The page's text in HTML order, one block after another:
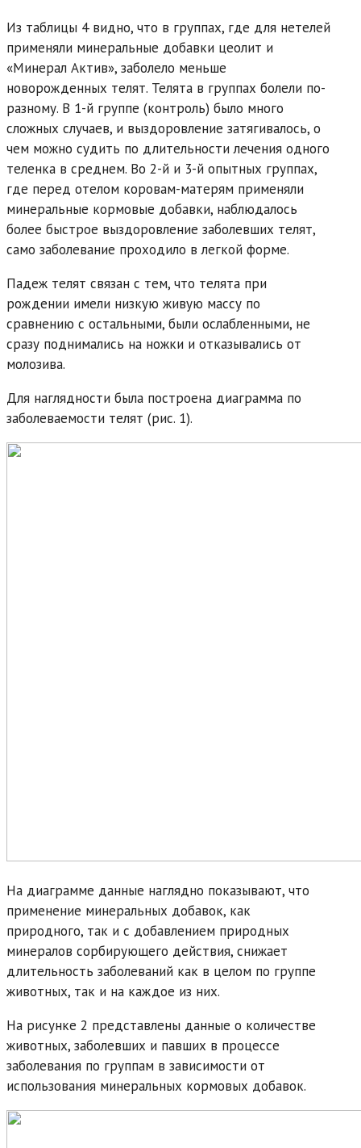
Из таблицы 4 видно, что в группах, где для нетелей
применяли минеральные добавки цеолит и
«Минерал Актив», заболело меньше
новорожденных телят. Телята в группах болели по-
разному. В 1-й группе (контроль) было много
сложных случаев, и выздоровление затягивалось, о
чем можно судить по длительности лечения одного
теленка в среднем. Во 2-й и 3-й опытных группах,
где перед отелом коровам-матерям применяли
минеральные кормовые добавки, наблюдалось
более быстрое выздоровление заболевших телят,
само заболевание проходило в легкой форме.
Падеж телят связан с тем, что телята при
рождении имели низкую живую массу по
сравнению с остальными, были ослабленными, не
сразу поднимались на ножки и отказывались от
молозива.
Для наглядности была построена диаграмма по
заболеваемости телят (рис. 1).
На диаграмме данные наглядно показывают, что
применение минеральных добавок, как
природного, так и с добавлением природных
минералов сорбирующего действия, снижает
длительность заболеваний как в целом по группе
животных, так и на каждое из них.
На рисунке 2 представлены данные о количестве
животных, заболевших и павших в процессе
заболевания по группам в зависимости от
использования минеральных кормовых добавок.